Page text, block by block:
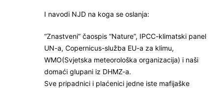
I navodi NJD na koga se oslanja:
“Znastveni” čaospis “Nature”, IPCC-klimatski panel
UN-a, Copernicus-služba EU-a za klimu,
WMO(Svjetska meteorološka organizacija) i naši
domaći glupani iz DHMZ-a.
Sve pripadnici i plaćenici jedne iste mafijaške